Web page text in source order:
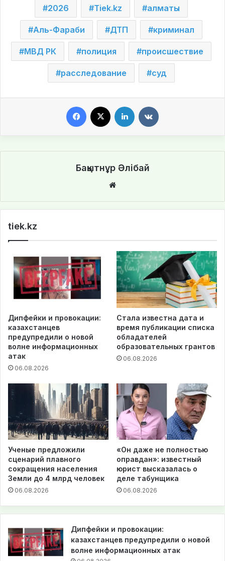
2026 Tiek.kz алматы
Аль-Фараби ДТП криминал
МВД РК полиция происшествие
расследование суд
Бақытнұр Әлібай
te
tiek.kz
Дипфейки и провокации:
казахстанцев
предупредили о новой
волне информационных
атак
06.08.2026
Стала известна дата и
время публикации списка
обладателей
образовательных грантов
06.08.2026
Ученые предложили
сценарий плавного
сокращения населения
Земли до 4 млрд человек
06.08.2026
«Он даже не полностью
оправдан»: известный
юрист высказалась о
деле табунщика
06.08.2026
Дипфейки и провокации:
казахстанцев предупредили о новой
волне информационных атак